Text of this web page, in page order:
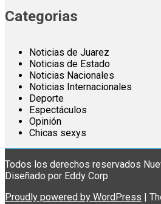
Categorias
Noticias de Juarez
Noticias de Estado
Noticias Nacionales
Noticias Internacionales
Deporte
Espectáculos
Opinión
Chicas sexys
Todos los derechos reservados
Diseñado por Eddy Corp
Proudly powered by WordPress